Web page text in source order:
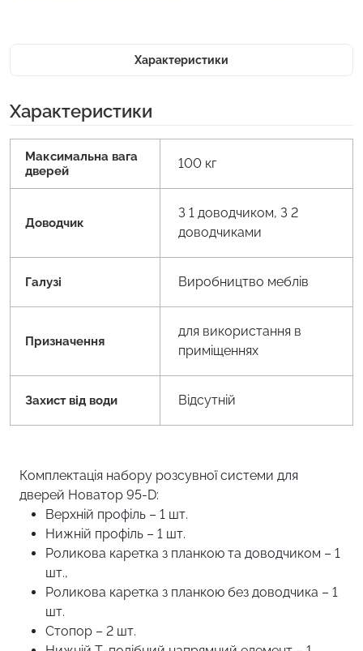
Характеристики
Характеристики
Максимальна вага
дверей
100 кг
Доводчик
З 1 доводчиком, З 2
доводчиками
Галузі Виробництво меблів
Призначення
для використання в
приміщеннях
Захист від води Відсутній
Комплектація набору розсувної системи для
дверей Новатор 95-D:
Верхній профіль – 1 шт.
Нижній профіль – 1 шт.
Роликова каретка з планкою та доводчиком – 1
шт.,
Роликова каретка з планкою без доводчика – 1
шт.
Стопор – 2 шт.